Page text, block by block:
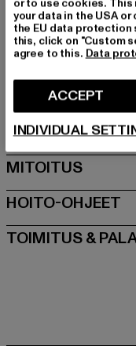
Tuotemerkki:
Kategoria: T-paidat
Color: rot
Valmistaja väri:
Materiaalin
Art.Nr: UNFR26-131-
MITOITUS
HOITO-OHJEET
TOIMITUS &
your data in the USA
the EU data protection
this, click on "Custom
agree to this. Data
ACCEPT
INDIVIDUAL